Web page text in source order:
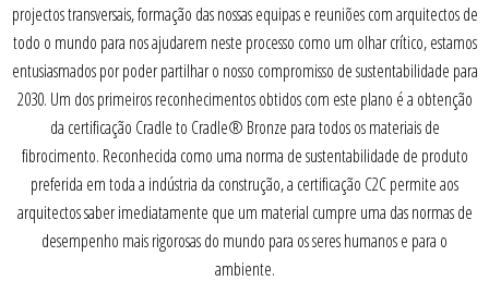
projectos transversais, formação das nossas equipas e reuniões com arquitectos de
todo o mundo para nos ajudarem neste processo como um olhar crítico, estamos
entusiasmados por poder partilhar o nosso compromisso de sustentabilidade para
2030. Um dos primeiros reconhecimentos obtidos com este plano é a obtenção
da certificação Cradle to Cradle® Bronze para todos os materiais de
fibrocimento. Reconhecida como uma norma de sustentabilidade de produto
preferida em toda a indústria da construção, a certificação C2C permite aos
arquitectos saber imediatamente que um material cumpre uma das normas de
desempenho mais rigorosas do mundo para os seres humanos e para o
ambiente.